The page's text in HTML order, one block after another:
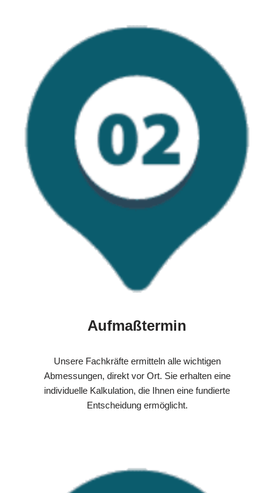
Aufmaßtermin
Unsere Fachkräfte ermitteln alle wichtigen
Abmessungen, direkt vor Ort. Sie erhalten eine
individuelle Kalkulation, die Ihnen eine fundierte
Entscheidung ermöglicht.